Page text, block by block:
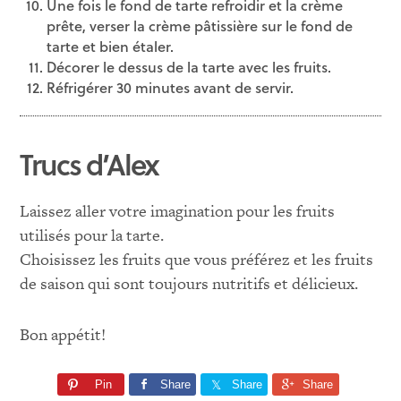
Une fois le fond de tarte refroidir et la crème
prête, verser la crème pâtissière sur le fond de
tarte et bien étaler.
Décorer le dessus de la tarte avec les fruits.
Réfrigérer 30 minutes avant de servir.
Trucs d’Alex
Laissez aller votre imagination pour les fruits
utilisés pour la tarte.
Choisissez les fruits que vous préférez et les fruits
de saison qui sont toujours nutritifs et délicieux.
Bon appétit!
Pin Share Share Share